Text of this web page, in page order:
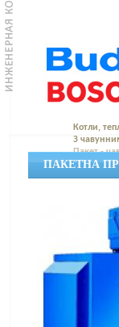
Котли,
З
Пакет -
ПАКЕТНА